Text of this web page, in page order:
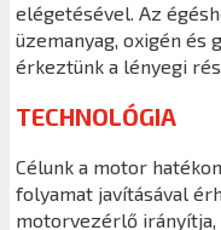
elégetésével. Az
üzemanyag, oxigén és
érkeztünk a lényegi
TECHNOLÓGIA
Célunk a motor
folyamat javításával
motorvezérlő